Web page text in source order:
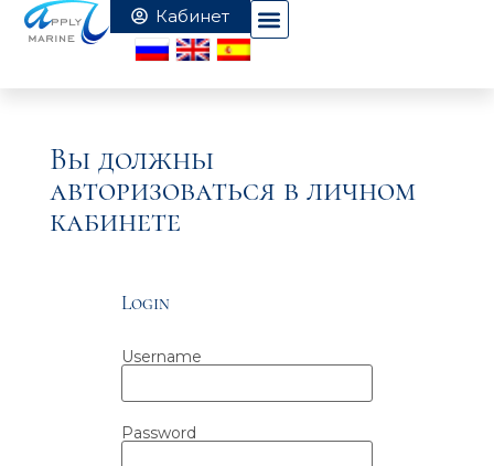
Вы должны
авторизоваться в личном
кабинете
Login
Username
Password